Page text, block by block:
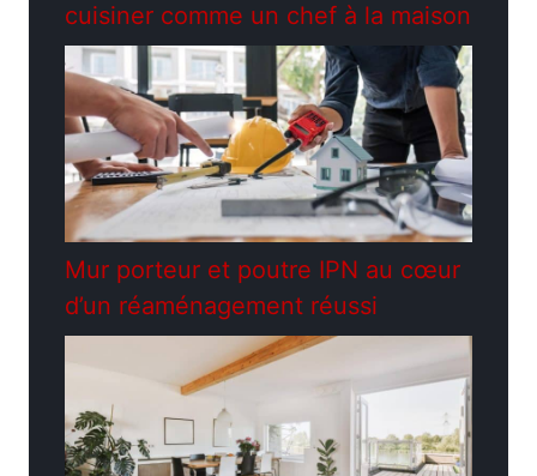
cuisiner comme un chef à la maison
Mur porteur et poutre IPN au cœur
d’un réaménagement réussi